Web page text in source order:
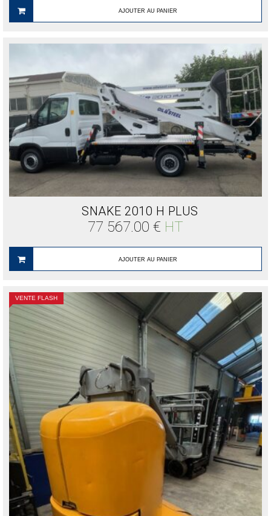
AJOUTER AU PANIER
SNAKE 2010 H PLUS
77 567.00 € HT
AJOUTER AU PANIER
VENTE FLASH